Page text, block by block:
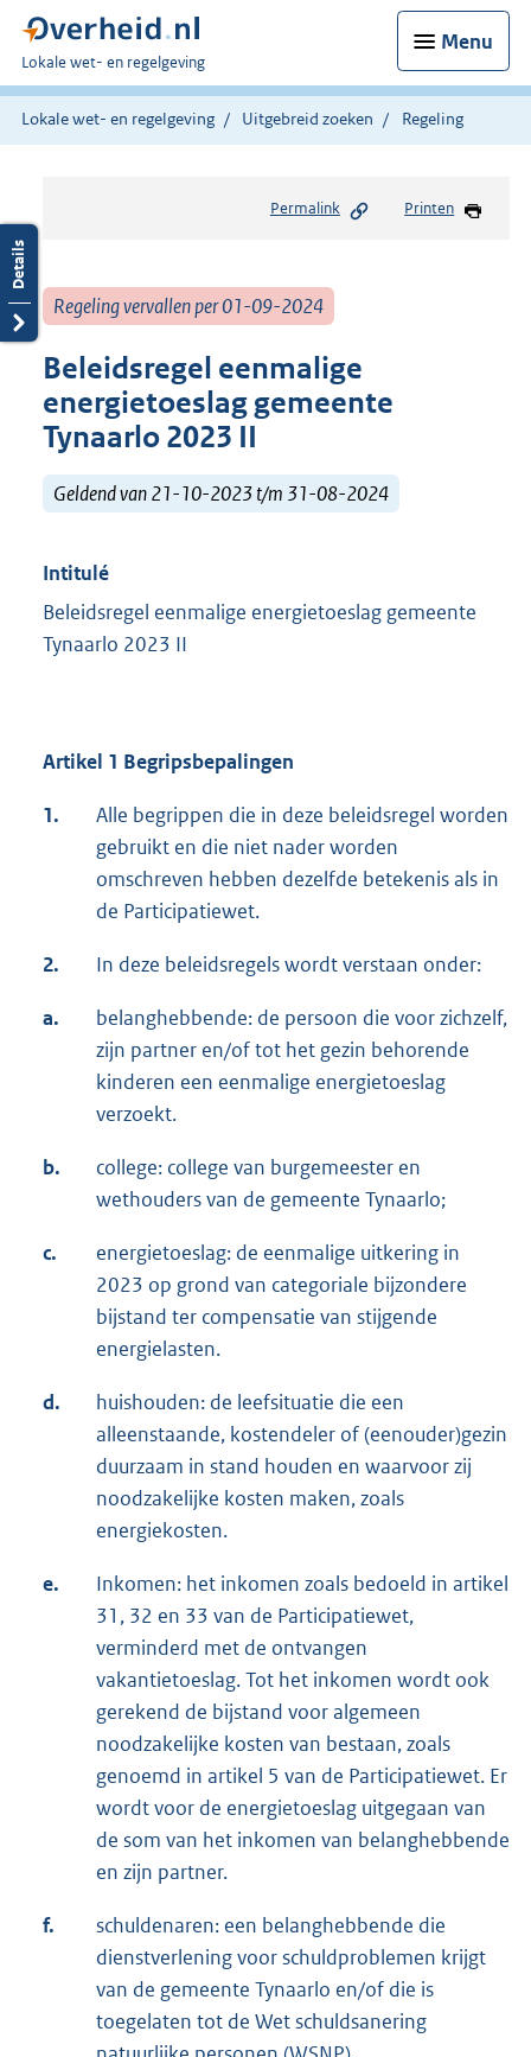
Menu
U
bent
hier:
Lokale wet- en regelgeving
Lokale wet- en regelgeving Uitgebreid zoeken Regeling
Permalink Printen
Regeling vervallen per 01-09-2024
Beleidsregel eenmalige
energietoeslag gemeente
Tynaarlo 2023 II
Geldend van 21-10-2023 t/m 31-08-2024
Intitulé
Beleidsregel eenmalige energietoeslag gemeente
Tynaarlo 2023 II
Artikel 1 Begripsbepalingen
1.
Alle begrippen die in deze beleidsregel worden
gebruikt en die niet nader worden
omschreven hebben dezelfde betekenis als in
de Participatiewet.
2. In deze beleidsregels wordt verstaan onder:
a.
belanghebbende: de persoon die voor zichzelf,
zijn partner en/of tot het gezin behorende
kinderen een eenmalige energietoeslag
verzoekt.
b.
college: college van burgemeester en
wethouders van de gemeente Tynaarlo;
c.
energietoeslag: de eenmalige uitkering in
2023 op grond van categoriale bijzondere
bijstand ter compensatie van stijgende
energielasten.
d.
huishouden: de leefsituatie die een
alleenstaande, kostendeler of (eenouder)gezin
duurzaam in stand houden en waarvoor zij
noodzakelijke kosten maken, zoals
energiekosten.
e.
Inkomen: het inkomen zoals bedoeld in artikel
31, 32 en 33 van de Participatiewet,
verminderd met de ontvangen
vakantietoeslag. Tot het inkomen wordt ook
gerekend de bijstand voor algemeen
noodzakelijke kosten van bestaan, zoals
genoemd in artikel 5 van de Participatiewet. Er
wordt voor de energietoeslag uitgegaan van
de som van het inkomen van belanghebbende
en zijn partner.
f.
schuldenaren: een belanghebbende die
dienstverlening voor schuldproblemen krijgt
van de gemeente Tynaarlo en/of die is
toegelaten tot de Wet schuldsanering